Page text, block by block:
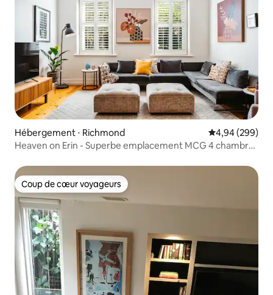
Hébergement ⋅ Richmond Évaluation
4,94 (299)
Heaven on Erin - Superbe emplacement MCG 4 chambres
Coup de cœur voyageurs
Coup de cœur voyageurs